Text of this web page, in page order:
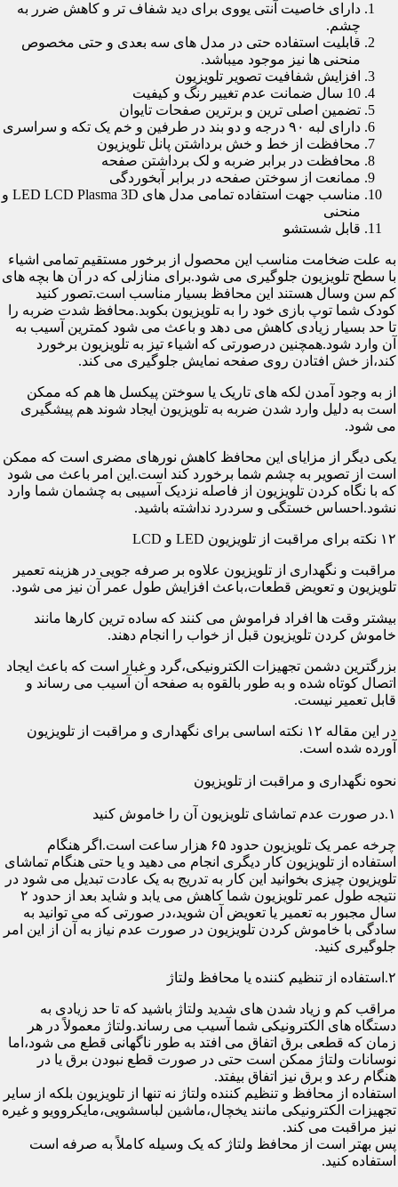
دارای خاصیت آنتی یووی برای دید شفاف تر و کاهش ضرر به
چشم.
قابلیت استفاده حتی در مدل های سه بعدی و حتی مخصوص
منحنی ها نیز موجود میباشد.
افزایش شفافیت تصویر تلویزیون
10 سال ضمانت عدم تغییر رنگ و کیفیت
تضمین اصلی ترین و برترین صفحات تایوان
دارای لبه ۹۰ درجه و دو بند در طرفین و خم یک تکه و سراسری
محافظت از خط و خش برداشتن پانل تلویزیون
محافظت در برابر ضربه و لک برداشتن صفحه
ممانعت از سوختن صفحه در برابر آبخوردگی
مناسب جهت استفاده تمامی مدل های LED LCD Plasma 3D و
منحنی
قابل شستشو
به علت ضخامت مناسب این محصول از برخور مستقیم تمامی اشیاء
با سطح تلویزیون جلوگیری می شود.برای منازلی که در آن ها بچه های
کم سن وسال هستند این محافظ بسیار مناسب است.تصور کنید
کودک شما توپ بازی خود را به تلویزیون بکوبد.محافظ شدت ضربه را
تا حد بسیار زیادی کاهش می دهد و باعث می شود کمترین آسیب به
آن وارد شود.همچنین درصورتی که اشیاء تیز به تلویزیون برخورد
کند،از خش افتادن روی صفحه نمایش جلوگیری می کند.
از به وجود آمدن لکه های تاریک یا سوختن پیکسل ها هم که ممکن
است به دلیل وارد شدن ضربه به تلویزیون ایجاد شوند هم پیشگیری
می شود.
یکی دیگر از مزایای این محافظ کاهش نورهای مضری است که ممکن
است از تصویر به چشم شما برخورد کند است.این امر باعث می شود
که با نگاه کردن تلویزیون از فاصله نزدیک آسیبی به چشمان شما وارد
نشود.احساس خستگی و سردرد نداشته باشید.
۱۲ نکته برای مراقبت از تلویزیون LED و LCD
مراقبت و نگهداری از تلویزیون علاوه بر صرفه جویی در هزینه تعمیر
تلویزیون و تعویض قطعات،باعث افزایش طول عمر آن نیز می شود.
بیشتر وقت ها افراد فراموش می کنند که ساده ترین کارها مانند
خاموش کردن تلویزیون قبل از خواب را انجام دهند.
بزرگترین دشمن تجهیزات الکترونیکی،گرد و غبار است که باعث ایجاد
اتصال کوتاه شده و به طور بالقوه به صفحه آن آسیب می رساند و
قابل تعمیر نیست.
در این مقاله ۱۲ نکته اساسی برای نگهداری و مراقبت از تلویزیون
آورده شده است.
نحوه نگهداری و مراقبت از تلویزیون
۱.در صورت عدم تماشای تلویزیون آن را خاموش کنید
چرخه عمر یک تلویزیون حدود ۶۵ هزار ساعت است.اگر هنگام
استفاده از تلویزیون کار دیگری انجام می دهید و یا حتی هنگام تماشای
تلویزیون چیزی بخوانید این کار به تدریج به یک عادت تبدیل می شود در
نتیجه طول عمر تلویزیون شما کاهش می یابد و شاید بعد از حدود ۲
سال مجبور به تعمیر یا تعویض آن شوید،در صورتی که می توانید به
سادگی با خاموش کردن تلویزیون در صورت عدم نیاز به آن از این امر
جلوگیری کنید.
۲.استفاده از تنظیم کننده یا محافظ ولتاژ
مراقب کم و زیاد شدن های شدید ولتاژ باشید که تا حد زیادی به
دستگاه های الکترونیکی شما آسیب می رساند.ولتاژ معمولاً در هر
زمان که قطعی برق اتفاق می افتد به طور ناگهانی قطع می شود،اما
نوسانات ولتاژ ممکن است حتی در صورت قطع نبودن برق یا در
هنگام رعد و برق نیز اتفاق بیفتد.
استفاده از محافظ و تنظیم کننده ولتاژ نه تنها از تلویزیون بلکه از سایر
تجهیزات الکترونیکی مانند یخچال،ماشین لباسشویی،مایکروویو و غیره
نیز مراقبت می کند.
پس بهتر است از محافظ ولتاژ که یک وسیله کاملاً به صرفه است
استفاده کنید.